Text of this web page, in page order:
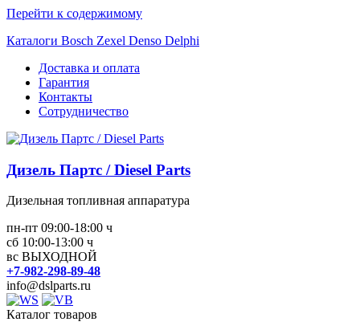
Перейти к содержимому
Каталоги Bosch Zexel Denso Delphi
Доставка и оплата
Гарантия
Контакты
Сотрудничество
Дизель Партс / Diesel Parts
Дизельная топливная аппаратура
пн-пт 09:00-18:00 ч
сб 10:00-13:00 ч
вс ВЫХОДНОЙ
+7-982-298-89-48
info@dslparts.ru
Каталог товаров